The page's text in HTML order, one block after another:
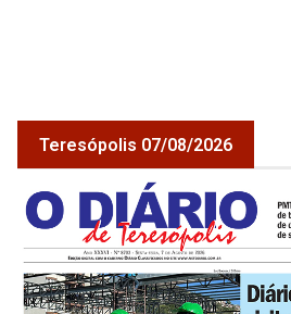
Teresópolis 07/08/2026